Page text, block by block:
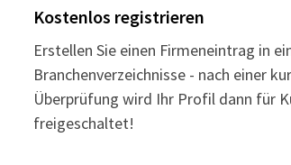
Kostenlos registrieren
Erstellen Sie einen Firmeneintrag in
Branchenverzeichnisse - nach einer
Überprüfung wird Ihr Profil dann für
freigeschaltet!